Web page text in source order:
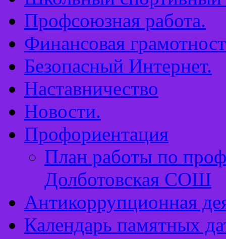
Профсоюзная работа.
Финансовая
Безопасный Интернет.
Наставничество
Новости.
Профориентация
План работы по
Долботовская СОШ
Антикоррупционная
Календарь памятных